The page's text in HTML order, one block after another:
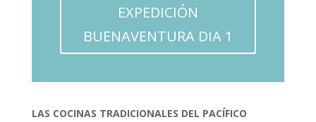
EXPEDICIÓN
BUENAVENTURA DIA 1
LAS COCINAS TRADICIONALES DEL PACÍFICO